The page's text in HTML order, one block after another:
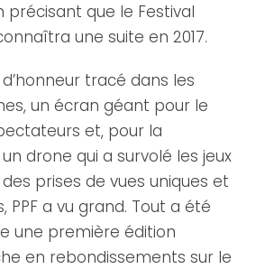
précisant que le Festival
une suite en 2017.
tracé dans les
un écran géant pour le
et, pour la
drone qui a survolé les jeux
prises de vues uniques et
PPF a vu grand. Tout a été
une première édition
en rebondissements sur le